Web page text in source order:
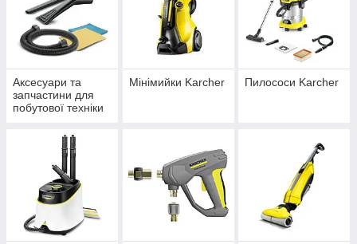
Аксесуари та
запчастини для
побутової техніки
Мінімийки Karcher Пилососи Karcher